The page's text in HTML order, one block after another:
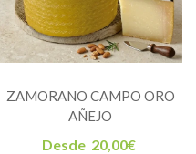
ZAMORANO CAMPO ORO
AÑEJO
Desde 20,00€